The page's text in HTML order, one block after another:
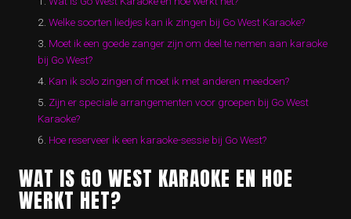
Welke soorten liedjes kan ik zingen bij Go West Karaoke?
Moet ik een goede zanger zijn om deel te nemen aan karaoke
bij Go West?
Kan ik solo zingen of moet ik met anderen meedoen?
Zijn er speciale arrangementen voor groepen bij Go West
Karaoke?
Hoe reserveer ik een karaoke-sessie bij Go West?
WAT IS GO WEST KARAOKE EN HOE
WERKT HET?